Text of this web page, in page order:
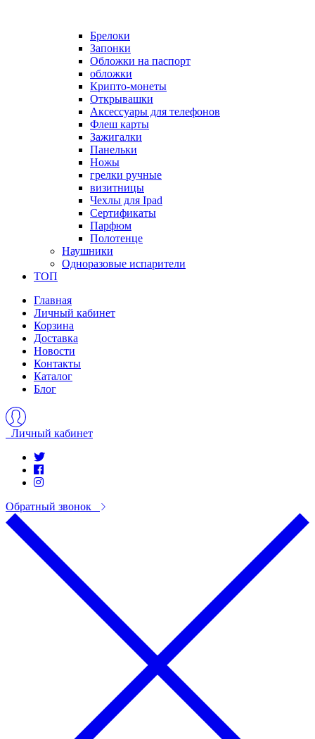
Брелоки
Запонки
Обложки на паспорт
обложки
Крипто-монеты
Открывашки
Аксессуары для телефонов
Флеш карты
Зажигалки
Панельки
Ножы
грелки ручные
визитницы
Чехлы для Ipad
Сертификаты
Парфюм
Полотенце
Наушники
Одноразовые испарители
ТОП
Главная
Личный кабинет
Корзина
Доставка
Новости
Контакты
Каталог
Блог
Личный кабинет
Обратный звонок